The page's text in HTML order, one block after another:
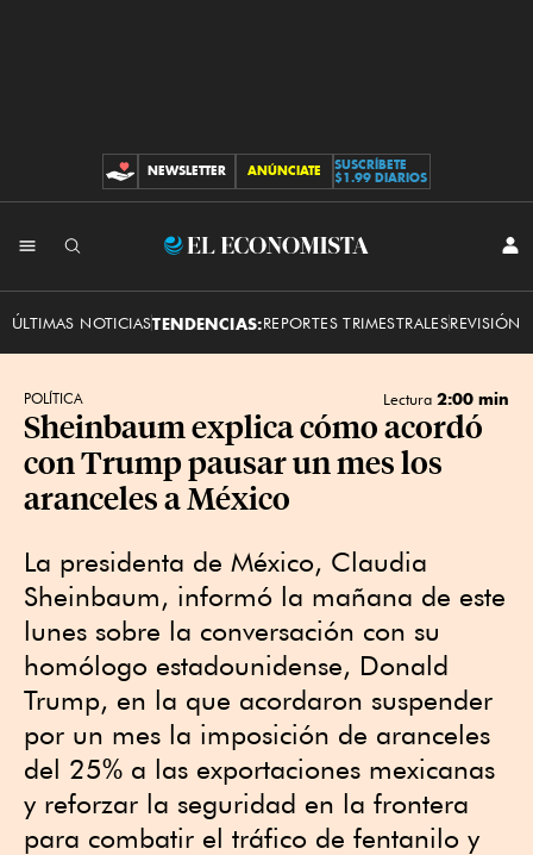
CONTRIBUCIONES
NEWSLETTER ANÚNCIATE
SUSCRÍBETE
$1.99 DIARIOS
El
ÚLTIMAS NOTICIASTENDENCIAS:REPORTES TRIMESTRALESREVISIÓN
POLÍTICA Lectura 2:00 min
Sheinbaum explica cómo acordó
con Trump pausar un mes los
aranceles a México
La presidenta de México, Claudia
Sheinbaum, informó la mañana de este
lunes sobre la conversación con su
homólogo estadounidense, Donald
Trump, en la que acordaron suspender
por un mes la imposición de aranceles
del 25% a las exportaciones mexicanas
y reforzar la seguridad en la frontera
para combatir el tráfico de fentanilo y